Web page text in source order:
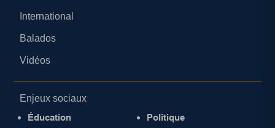
International
Balados
Vidéos
Enjeux sociaux
Éducation
Politique